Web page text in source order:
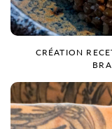
CRÉATION